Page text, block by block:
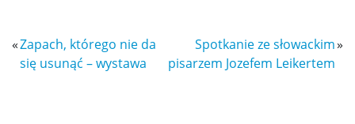
Studia II stopnia (magisterskie)
«Zapach, którego nie da
się usunąć – wystawa
Spotkanie ze słowackim
pisarzem Jozefem Leikertem
»